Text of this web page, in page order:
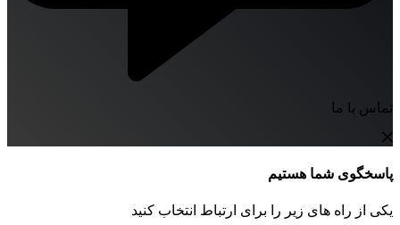
تماس با ما
پاسخگوی شما هستیم
یکی از راه های زیر را برای ارتباط انتخاب کنید